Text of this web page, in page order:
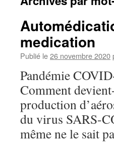
medication
Publié le26 novembre 2020
Pandémie
Comment
production
du virus SARS-
même ne le sait